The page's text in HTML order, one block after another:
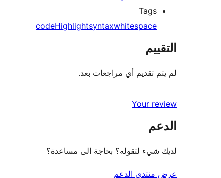
Tags
codeHighlightsyntaxwhitespace
التقييم
لم يتم تقديم أي مراجعات بعد.
Your review
الدعم
لديك شيء لتقوله؟ بحاجة الى مساعدة؟
عرض منتدى الدعم